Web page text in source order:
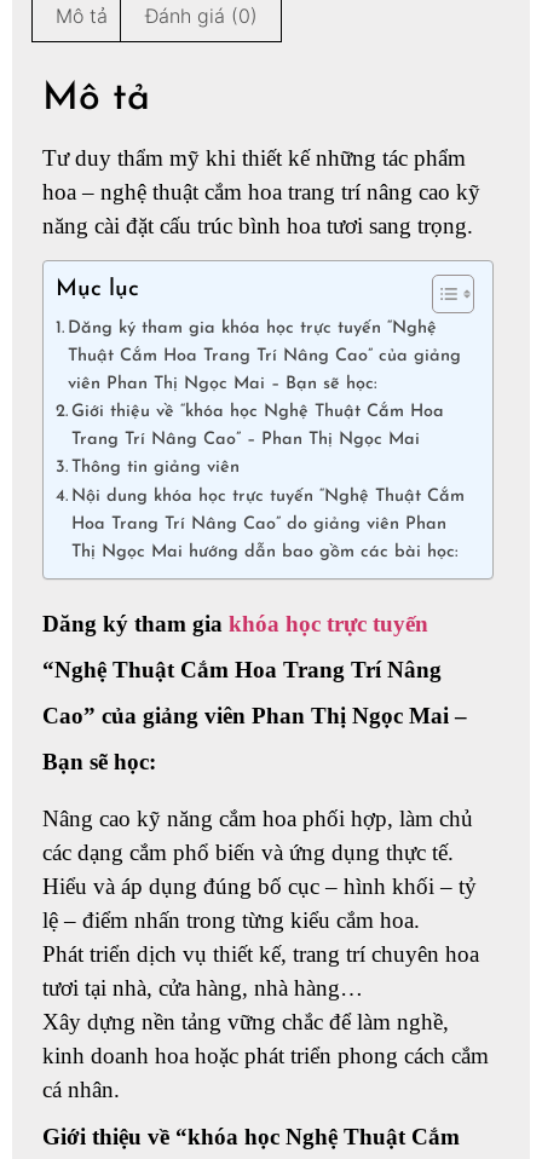
Mô tả Đánh giá (0)
Mô tả
Tư duy thẩm mỹ khi thiết kế những tác phẩm
hoa – nghệ thuật cắm hoa trang trí nâng cao kỹ
năng cài đặt cấu trúc bình hoa tươi sang trọng.
Mục lục
Dăng ký tham gia khóa học trực tuyến “Nghệ
Thuật Cắm Hoa Trang Trí Nâng Cao” của giảng
viên Phan Thị Ngọc Mai – Bạn sẽ học:
Giới thiệu về “khóa học Nghệ Thuật Cắm Hoa
Trang Trí Nâng Cao” – Phan Thị Ngọc Mai
Thông tin giảng viên
Nội dung khóa học trực tuyến “Nghệ Thuật Cắm
Hoa Trang Trí Nâng Cao” do giảng viên Phan
Thị Ngọc Mai hướng dẫn bao gồm các bài học:
Dăng ký tham gia khóa học trực tuyến
“Nghệ Thuật Cắm Hoa Trang Trí Nâng
Cao” của giảng viên Phan Thị Ngọc Mai –
Bạn sẽ học:
Nâng cao kỹ năng cắm hoa phối hợp, làm chủ
các dạng cắm phổ biến và ứng dụng thực tế.
Hiểu và áp dụng đúng bố cục – hình khối – tỷ
lệ – điểm nhấn trong từng kiểu cắm hoa.
Phát triển dịch vụ thiết kế, trang trí chuyên hoa
tươi tại nhà, cửa hàng, nhà hàng…
Xây dựng nền tảng vững chắc để làm nghề,
kinh doanh hoa hoặc phát triển phong cách cắm
cá nhân.
Giới thiệu về “khóa học Nghệ Thuật Cắm